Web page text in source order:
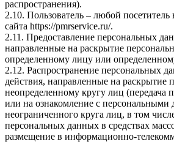
распространения).
2.10. Пользователь – любой посетитель
сайта https://pmrservice.ru/.
2.11. Предоставление персональных
направленные на раскрытие
определенному лицу или
2.12. Распространение персональных
действия, направленные на раскрытие
неопределенному кругу лиц (передача
или на ознакомление с персональными
неограниченного круга лиц, в том
персональных данных в средствах
размещение в информационно-